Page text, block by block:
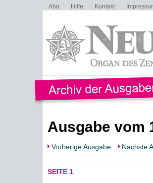
Abo Hilfe Kontakt
Ausgabe vom
Vorherige Ausgabe Nächste
SEITE 1